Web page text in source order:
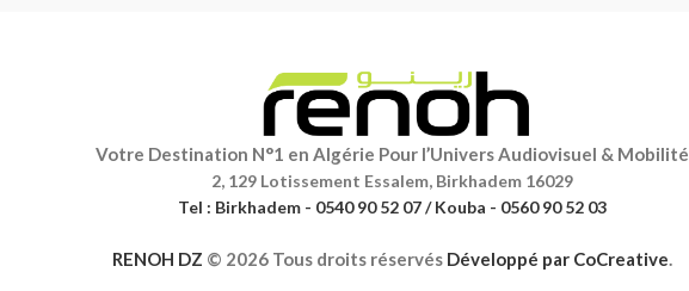
Votre Destination N°1 en Algérie Pour l’Univers Audiovisuel & Mobilité
2, 129 Lotissement Essalem, Birkhadem 16029
Tel : Birkhadem - 0540 90 52 07 / Kouba - 0560 90 52 03
RENOH DZ © 2026 Tous droits réservés Développé par CoCreative.